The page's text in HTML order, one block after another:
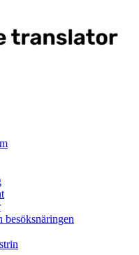
besöksnäringen